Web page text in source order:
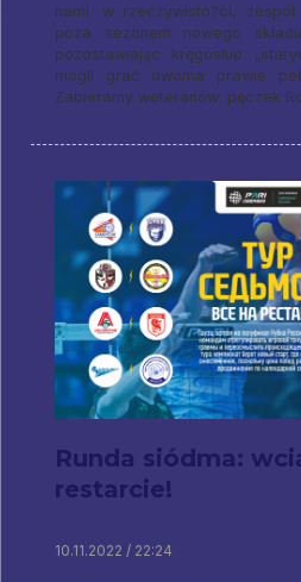
nami. w rzeczywisto?ci,
poza sezonem nowego
pozostawiając kręgosłup
mogli grać dwoma prawie
Zabieramy weteranów: pęczek
Runda siódma:
restarcie!
10.11.2022 / 22:24